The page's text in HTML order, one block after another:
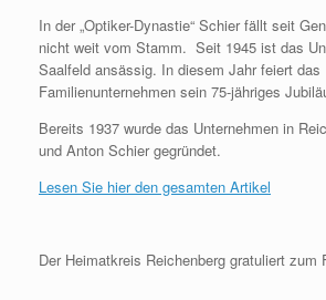
In der „Optiker-Dynastie“ Schier fällt seit
nicht weit vom Stamm. Seit 1945 ist das
Saalfeld ansässig. In diesem Jahr feiert das
Familienunternehmen sein 75-jähriges
Bereits 1937 wurde das Unternehmen in
und Anton Schier gegründet.
Lesen Sie hier den gesamten Artikel
Der Heimatkreis Reichenberg gratuliert zum